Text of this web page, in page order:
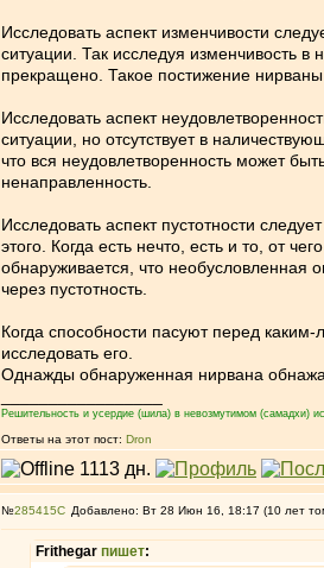
Исследовать аспект изменчивости
ситуации. Так исследуя изменчивость
прекращено. Такое постижение нирваны
Исследовать аспект
ситуации, но отсутствует в
что вся неудовлетворенность может
ненаправленность.
Исследовать аспект пустотности
этого. Когда есть нечто, есть и то, от
обнаруживается, что необусловленная
через пустотность.
Когда способности пасуют перед
исследовать его.
Однажды обнаруженная нирвана
Решительность и усердие (шила) в невозмутимом (самадхи)
Ответы на этот пост: Dron
№285415 Добавлено: Вт 28 Июн 16, 18:17 (10 лет
Frithegar пишет: